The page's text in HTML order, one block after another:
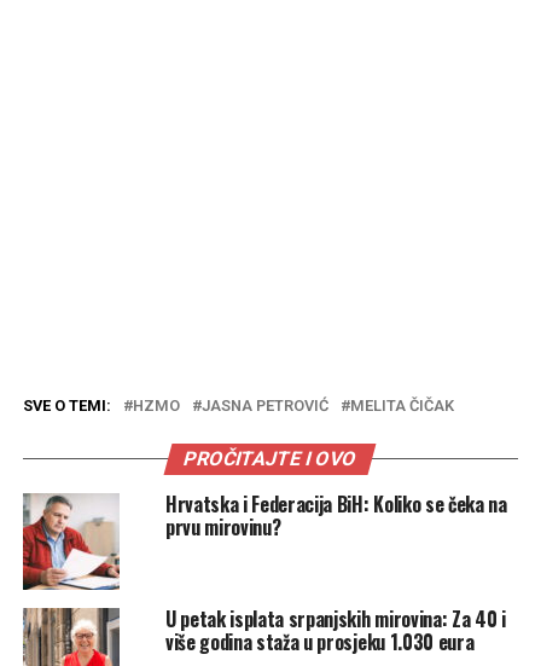
SVE O TEMI: HZMO JASNA PETROVIĆ MELITA ČIČAK
PROČITAJTE I OVO
Hrvatska i Federacija BiH: Koliko se čeka na
prvu mirovinu?
U petak isplata srpanjskih mirovina: Za 40 i
više godina staža u prosjeku 1.030 eura